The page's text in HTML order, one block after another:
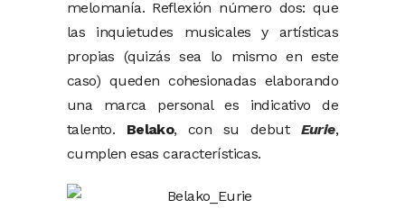
melomanía. Reflexión número dos: que
las inquietudes musicales y artísticas
propias (quizás sea lo mismo en este
caso) queden cohesionadas elaborando
una marca personal es indicativo de
talento. Belako, con su debut Eurie,
cumplen esas características.